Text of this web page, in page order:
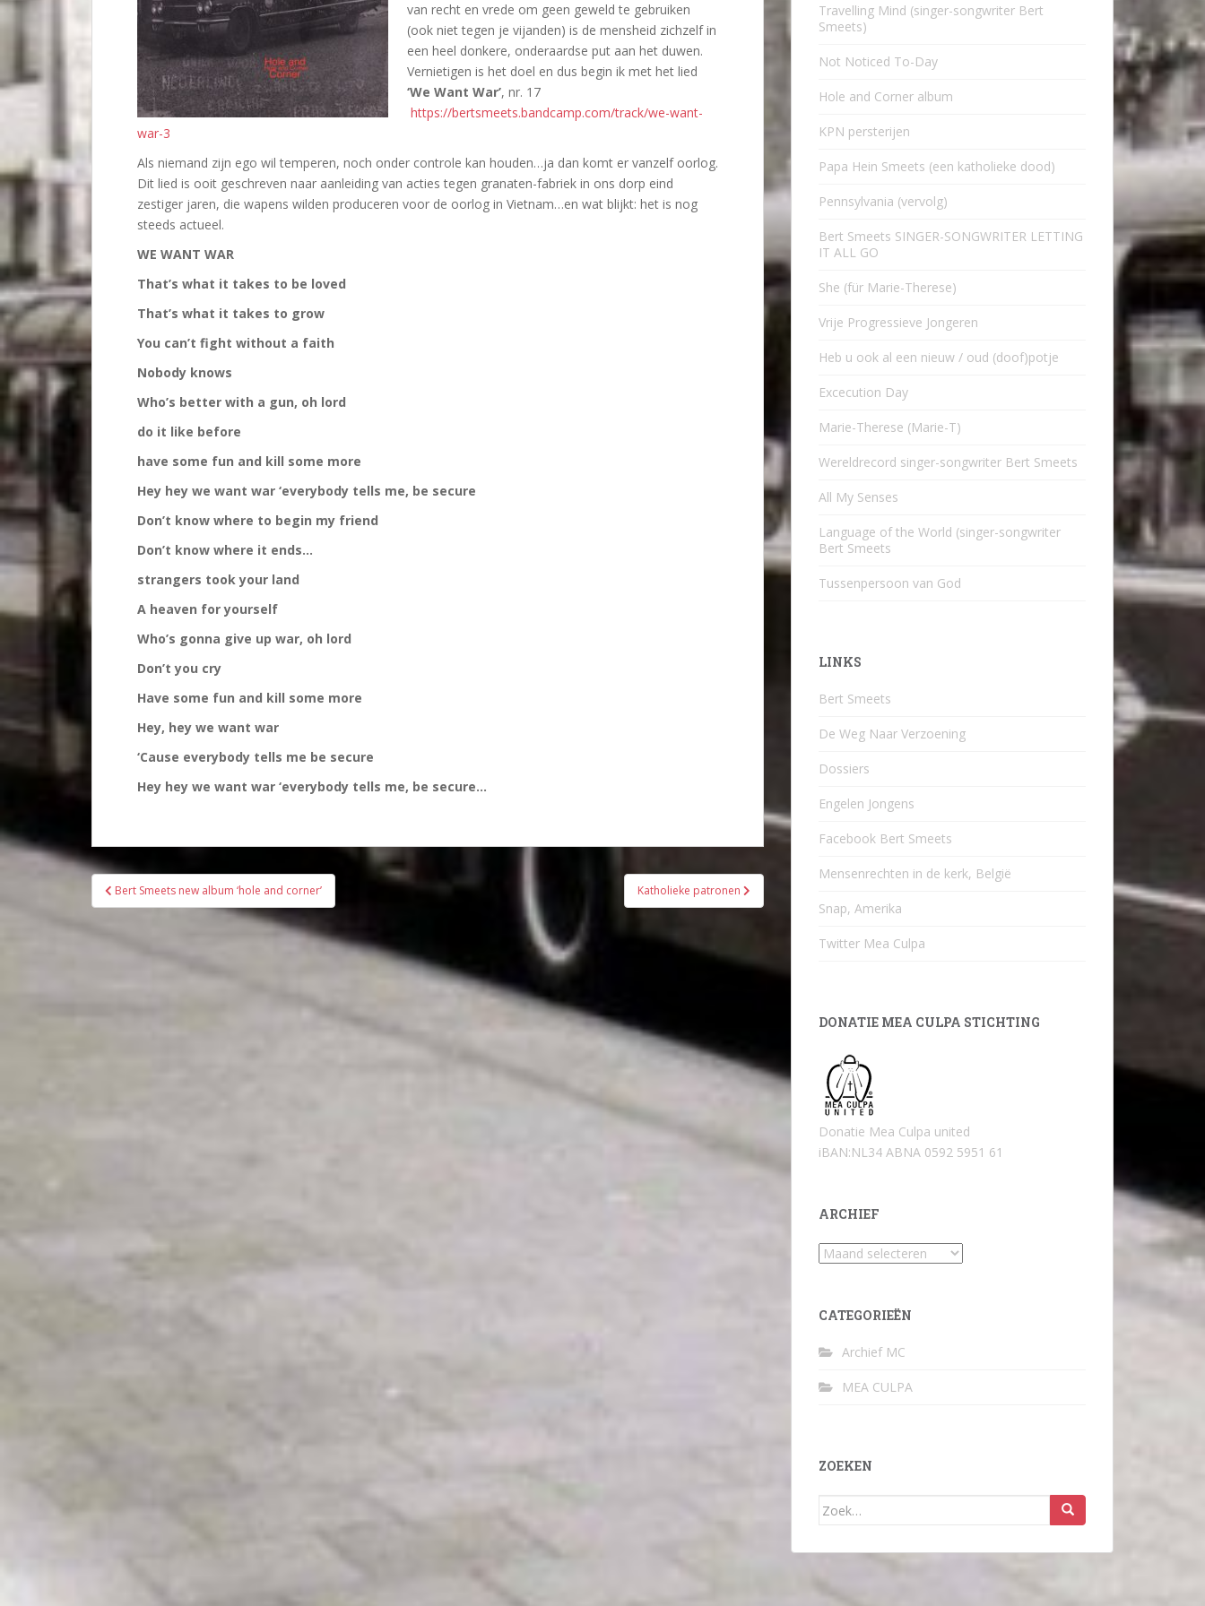
van recht en vrede om geen geweld te gebruiken
(ook niet tegen je vijanden) is de mensheid zichzelf in
een heel donkere, onderaardse put aan het duwen.
Vernietigen is het doel en dus begin ik met het lied
‘We Want War’, nr. 17
https://bertsmeets.bandcamp.com/track/we-want-
war-3
Als niemand zijn ego wil temperen, noch onder controle kan houden…ja dan komt er vanzelf oorlog.
Dit lied is ooit geschreven naar aanleiding van acties tegen granaten-fabriek in ons dorp eind
zestiger jaren, die wapens wilden produceren voor de oorlog in Vietnam…en wat blijkt: het is nog
steeds actueel.
WE WANT WAR
That’s what it takes to be loved
That’s what it takes to grow
You can’t fight without a faith
Nobody knows
Who’s better with a gun, oh lord
do it like before
have some fun and kill some more
Hey hey we want war ‘everybody tells me, be secure
Don’t know where to begin my friend
Don’t know where it ends…
strangers took your land
A heaven for yourself
Who’s gonna give up war, oh lord
Don’t you cry
Have some fun and kill some more
Hey, hey we want war
‘Cause everybody tells me be secure
Hey hey we want war ‘everybody tells me, be secure…
Bericht
navigatie
Bert Smeets new album ‘hole and corner’ Katholieke patronen
Travelling Mind (singer-songwriter Bert
Smeets)
Not Noticed To-Day
Hole and Corner album
KPN persterijen
Papa Hein Smeets (een katholieke dood)
Pennsylvania (vervolg)
Bert Smeets SINGER-SONGWRITER LETTING
IT ALL GO
She (für Marie-Therese)
Vrije Progressieve Jongeren
Heb u ook al een nieuw / oud (doof)potje
Excecution Day
Marie-Therese (Marie-T)
Wereldrecord singer-songwriter Bert Smeets
All My Senses
Language of the World (singer-songwriter
Bert Smeets
Tussenpersoon van God
LINKS
Bert Smeets
De Weg Naar Verzoening
Dossiers
Engelen Jongens
Facebook Bert Smeets
Mensenrechten in de kerk, België
Snap, Amerika
Twitter Mea Culpa
DONATIE MEA CULPA STICHTING
Donatie Mea Culpa united
iBAN:NL34 ABNA 0592 5951 61
ARCHIEF
Archief
CATEGORIEËN
Archief MC
MEA CULPA
ZOEKEN
Zoek